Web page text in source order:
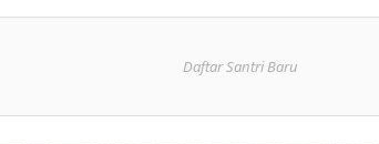
Daftar Santri Baru